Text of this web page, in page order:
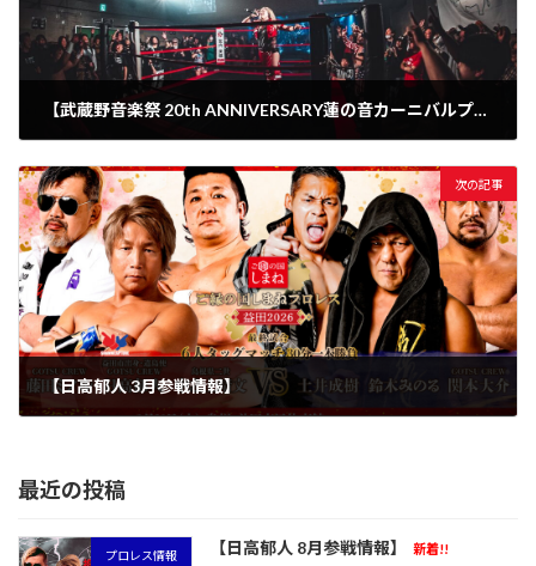
【武蔵野音楽祭 20th ANNIVERSARY蓮の音カーニバルプレミアム 試合結果】
次の記事
【日高郁人 3月参戦情報】
最近の投稿
プロレス情報 【日高郁人 8月参戦情報】
新着!!